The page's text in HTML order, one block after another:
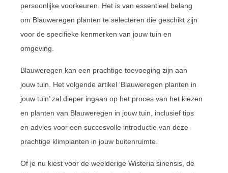
persoonlijke voorkeuren. Het is van essentieel belang
om Blauweregen planten te selecteren die geschikt zijn
voor de specifieke kenmerken van jouw tuin en
omgeving.
Blauweregen kan een prachtige toevoeging zijn aan
jouw tuin. Het volgende artikel ‘Blauweregen planten in
jouw tuin’ zal dieper ingaan op het proces van het kiezen
en planten van Blauweregen in jouw tuin, inclusief tips
en advies voor een succesvolle introductie van deze
prachtige klimplanten in jouw buitenruimte.
Of je nu kiest voor de weelderige Wisteria sinensis, de